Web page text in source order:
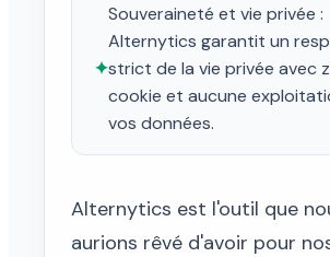
✦
Souveraineté et vie privée :
Alternytics garantit un
strict de la vie privée avec
cookie et aucune
vos données.
Alternytics est l'outil que
aurions rêvé d'avoir pour